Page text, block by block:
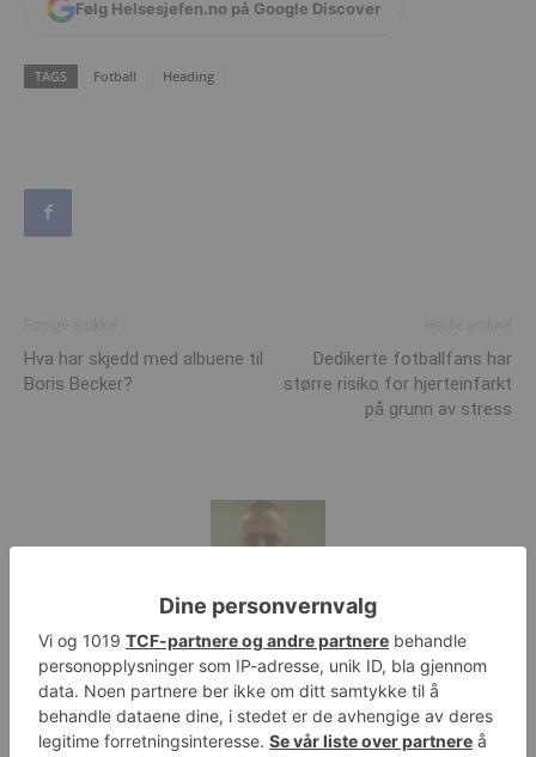
Følg Helsesjefen.no på Google Discover
TAGS Fotball Heading
Hva har skjedd med albuene til
Boris Becker?
Dedikerte fotballfans har
større risiko for hjerteinfarkt
på grunn av stress
Michael Breines Oredam
http://www.helsesjefen.no